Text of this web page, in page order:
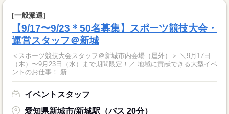
[一般派遣]
【9/17〜9/23＊50名募集】スポーツ競技大会・
運営スタッフ＠新城
＜スポーツ競技大会スタッフ＠新城市内会場（屋外）＞ ＼9月17日
（木）〜9月23日（水）まで期間限定！／ 地域に貢献できる大型イベ
ントのお仕事！ 新...
イベントスタッフ
愛知県新城市/新城駅（バス 20分）